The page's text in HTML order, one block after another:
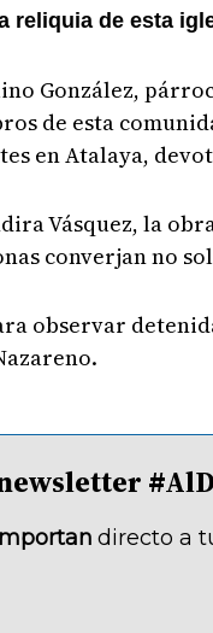
reliquia de esta
González,
de esta
en Atalaya,
Vásquez, la
converjan no
observar
directo a